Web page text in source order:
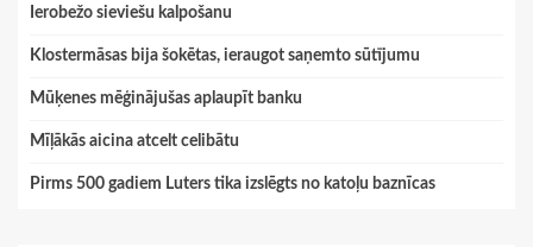
Ierobežo sieviešu kalpošanu
Klostermāsas bija šokētas, ieraugot saņemto sūtījumu
Mūķenes mēģinājušas aplaupīt banku
Mīļākās aicina atcelt celibātu
Pirms 500 gadiem Luters tika izslēgts no katoļu baznīcas